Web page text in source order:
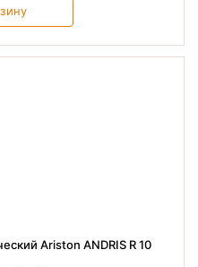
Ariston ANDRIS R 10